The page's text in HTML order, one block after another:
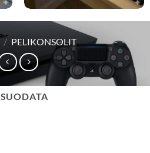
/ PELIKONSOLIT
SUODATA